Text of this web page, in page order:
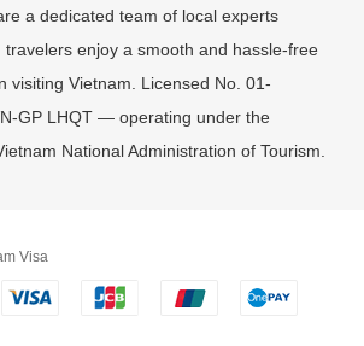
a dedicated team of local experts
enjoy a smooth and hassle-free
visiting Vietnam. Licensed No. 01-
GP LHQT — operating under the
National Administration of Tourism.
Visa